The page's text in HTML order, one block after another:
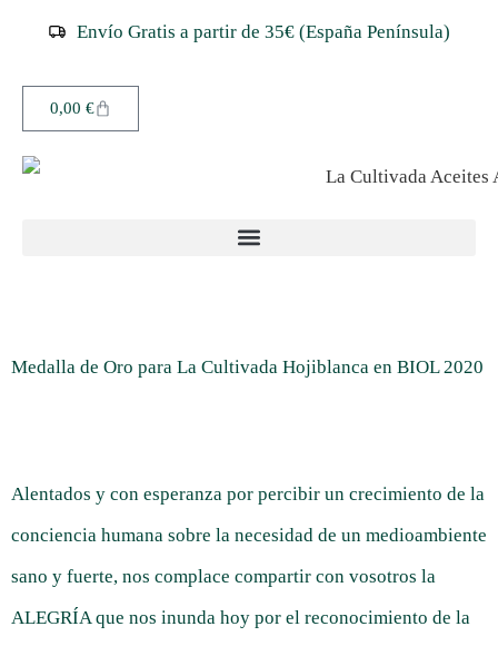
Envío Gratis a partir de 35€ (España Península)
0,00 €
Medalla de Oro para La Cultivada Hojiblanca en BIOL 2020
Alentados y con esperanza por percibir un crecimiento de la
conciencia humana sobre la necesidad de un medioambiente
sano y fuerte, nos complace compartir con vosotros la
ALEGRÍA que nos inunda hoy por el reconocimiento de la